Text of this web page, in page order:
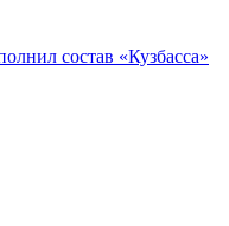
состав «Кузбасса»